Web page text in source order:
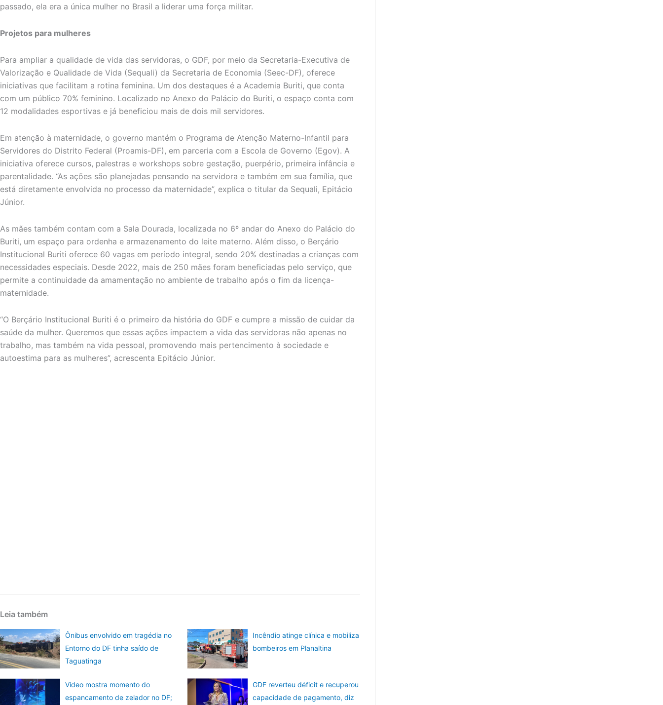
passado, ela era a única mulher no Brasil a liderar uma força militar.
Projetos para mulheres
Para ampliar a qualidade de vida das servidoras, o GDF, por meio da Secretaria-Executiva de
Valorização e Qualidade de Vida (Sequali) da Secretaria de Economia (Seec-DF), oferece
iniciativas que facilitam a rotina feminina. Um dos destaques é a Academia Buriti, que conta
com um público 70% feminino. Localizado no Anexo do Palácio do Buriti, o espaço conta com
12 modalidades esportivas e já beneficiou mais de dois mil servidores.
Em atenção à maternidade, o governo mantém o Programa de Atenção Materno-Infantil para
Servidores do Distrito Federal (Proamis-DF), em parceria com a Escola de Governo (Egov). A
iniciativa oferece cursos, palestras e workshops sobre gestação, puerpério, primeira infância e
parentalidade. “As ações são planejadas pensando na servidora e também em sua família, que
está diretamente envolvida no processo da maternidade”, explica o titular da Sequali, Epitácio
Júnior.
As mães também contam com a Sala Dourada, localizada no 6º andar do Anexo do Palácio do
Buriti, um espaço para ordenha e armazenamento do leite materno. Além disso, o Berçário
Institucional Buriti oferece 60 vagas em período integral, sendo 20% destinadas a crianças com
necessidades especiais. Desde 2022, mais de 250 mães foram beneficiadas pelo serviço, que
permite a continuidade da amamentação no ambiente de trabalho após o fim da licença-
maternidade.
“O Berçário Institucional Buriti é o primeiro da história do GDF e cumpre a missão de cuidar da
saúde da mulher. Queremos que essas ações impactem a vida das servidoras não apenas no
trabalho, mas também na vida pessoal, promovendo mais pertencimento à sociedade e
autoestima para as mulheres”, acrescenta Epitácio Júnior.
Leia também
Ônibus envolvido em tragédia no
Entorno do DF tinha saído de
Taguatinga
Incêndio atinge clínica e mobiliza
bombeiros em Planaltina
Vídeo mostra momento do
espancamento de zelador no DF;
GDF reverteu déficit e recuperou
capacidade de pagamento, diz